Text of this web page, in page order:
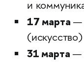
и
17 марта —
(искусство)
31 марта —